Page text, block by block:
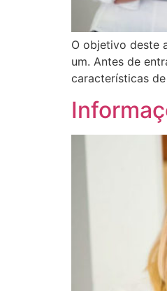
O objetivo deste
um. Antes de
características